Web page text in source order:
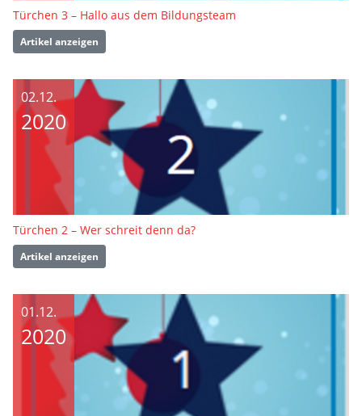
Türchen 3 – Hallo aus dem Bildungsteam
Artikel anzeigen
02.12.
2020
Türchen 2 – Wer schreit denn da?
Artikel anzeigen
01.12.
2020